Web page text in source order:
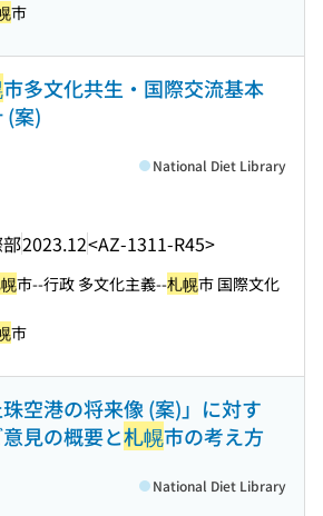
市
市多文化共生・国際交流基本
(案)
2023.12<AZ-1311-R45>
National Diet Library
市--行政 多文化主義--札幌市 国際文化
市
珠空港の将来像 (案)」に対す
見の概要と札幌市の考え方
National Diet Library